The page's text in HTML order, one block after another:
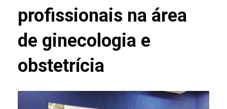
profissionais na área
de ginecologia e
obstetrícia